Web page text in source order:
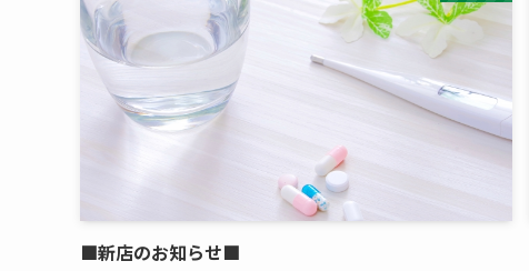
■新店のお知らせ■